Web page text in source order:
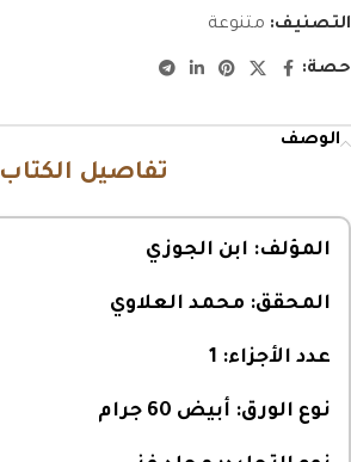
التصنيف: متنوعة
حصة:
الوصف
تفاصيل الكتاب
المؤلف: ابن الجوزي
المحقق: محمد العلاوي
عدد الأجزاء:
نوع الورق: أبيض 60 جرام